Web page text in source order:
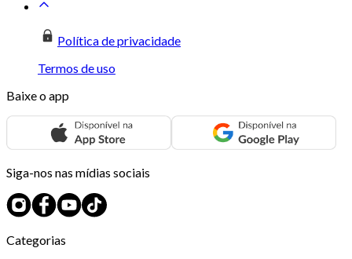
Política de privacidade
Termos de uso
Baixe o app
Siga-nos nas mídias sociais
Categorias